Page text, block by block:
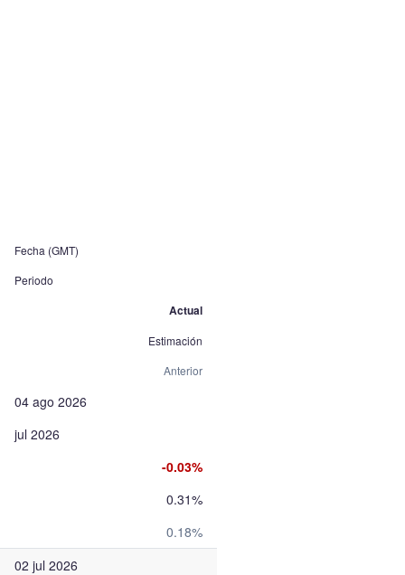
Fecha (GMT)
Periodo
Actual
Estimación
Anterior
04 ago 2026
jul 2026
-0.03%
0.31%
0.18%
02 jul 2026